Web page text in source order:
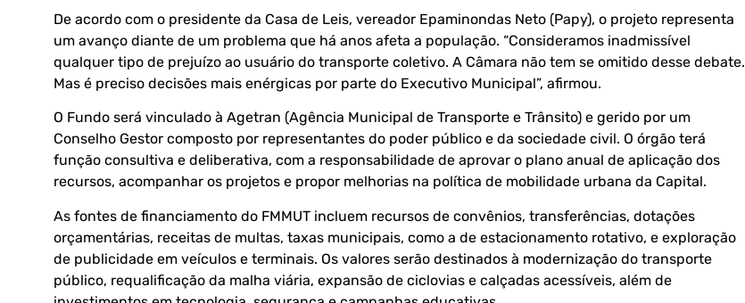
De acordo com o presidente da Casa de Leis, vereador Epaminondas Neto (Papy), o projeto representa
um avanço diante de um problema que há anos afeta a população. “Consideramos inadmissível
qualquer tipo de prejuízo ao usuário do transporte coletivo. A Câmara não tem se omitido desse debate.
Mas é preciso decisões mais enérgicas por parte do Executivo Municipal”, afirmou.
O Fundo será vinculado à Agetran (Agência Municipal de Transporte e Trânsito) e gerido por um
Conselho Gestor composto por representantes do poder público e da sociedade civil. O órgão terá
função consultiva e deliberativa, com a responsabilidade de aprovar o plano anual de aplicação dos
recursos, acompanhar os projetos e propor melhorias na política de mobilidade urbana da Capital.
As fontes de financiamento do FMMUT incluem recursos de convênios, transferências, dotações
orçamentárias, receitas de multas, taxas municipais, como a de estacionamento rotativo, e exploração
de publicidade em veículos e terminais. Os valores serão destinados à modernização do transporte
público, requalificação da malha viária, expansão de ciclovias e calçadas acessíveis, além de